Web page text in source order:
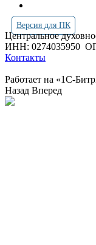
Версия для ПК
Центральное
ИНН: 0274035950
Контакты
Работает на «1С-
Назад Вперед